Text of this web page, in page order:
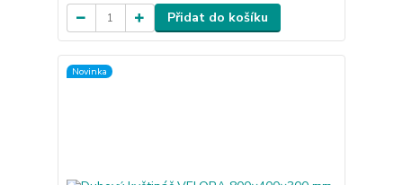
Přidat do košíku
Novinka